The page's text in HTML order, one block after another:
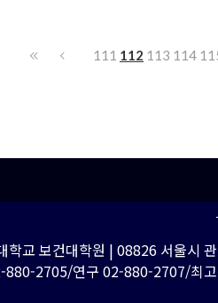
111 112 113 114
학교 보건대학원 | 08826 서울시
2705/연구 02-880-2707/